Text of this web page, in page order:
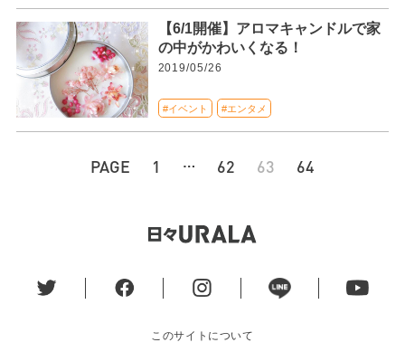
【6/1開催】アロマキャンドルで家
の中がかわいくなる！
2019/05/26
#イベント #エンタメ
PAGE 1 … 62 63 64
このサイトについて